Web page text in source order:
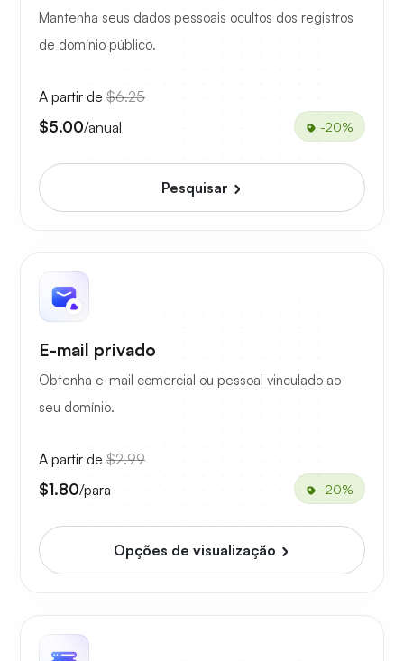
Mantenha seus dados pessoais ocultos dos registros
de domínio público.
A partir de $6.25
$5.00/anual -20%
Pesquisar
E-mail privado
Obtenha e-mail comercial ou pessoal vinculado ao
seu domínio.
A partir de $2.99
$1.80/para -20%
Opções de visualização